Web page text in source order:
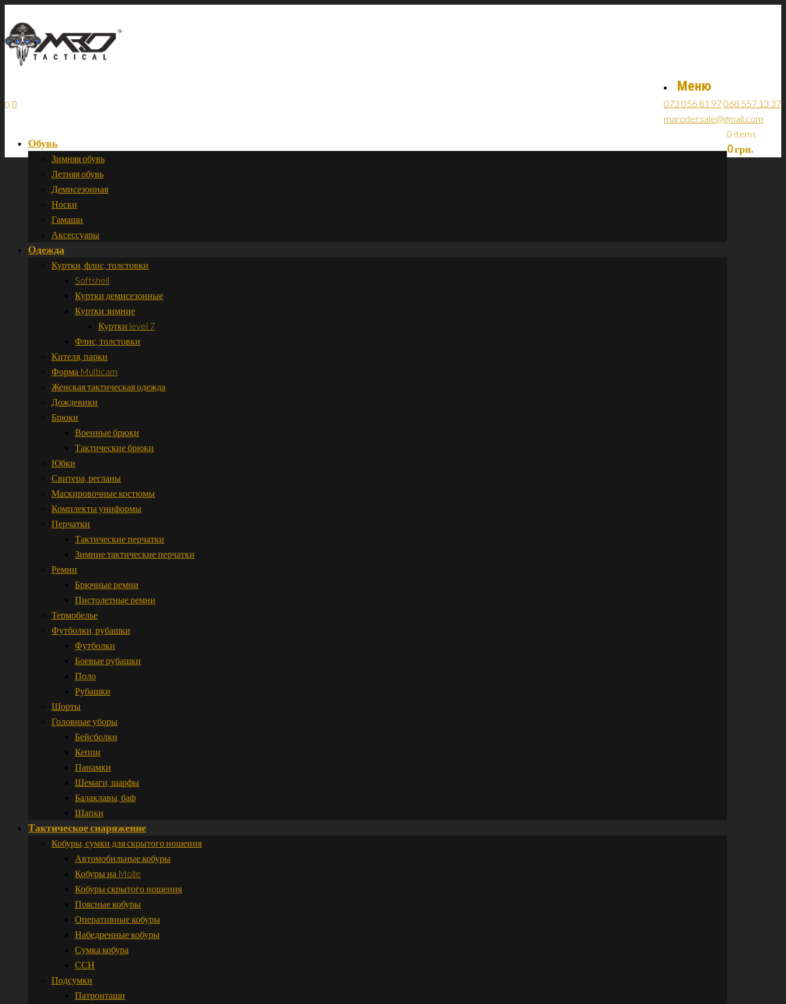
Меню
073 056 81 97068 557 13 37
maroder.sale@gmail.com
Обувь
Зимняя обувь
Летняя обувь
Демисезонная
Носки
Гамаши
Аксессуары
Одежда
Куртки, флис, толстовки
Softshell
Куртки демисезонные
Куртки зимние
Куртки level 7
Флис, толстовки
Кителя, парки
Форма Multicam
Женская тактическая одежда
Дождевики
Брюки
Военные брюки
Тактические брюки
Юбки
Свитера, регланы
Маскировочные костюмы
Комплекты униформы
Перчатки
Тактические перчатки
Зимние тактические перчатки
Ремни
Брючные ремни
Пистолетные ремни
Термобелье
Футболки, рубашки
Футболки
Боевые рубашки
Поло
Рубашки
Шорты
Головные уборы
Бейсболки
Кеппи
Панамки
Шемаги, шарфы
Балаклавы, баф
Шапки
Тактическое снаряжение
Кобуры, сумки для скрытого ношения
Автомобильные кобуры
Кобуры на Molle
Кобуры скрытого ношения
Поясные кобуры
Оперативные кобуры
Набедренные кобуры
Сумка кобура
ССН
Подсумки
Патронташи
0
0 items
0грн.